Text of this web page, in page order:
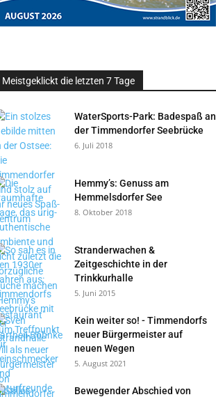
Meistgeklickt die letzten 7 Tage
WaterSports-Park: Badespaß an
der Timmendorfer Seebrücke
6. Juli 2018
Hemmy’s: Genuss am
Hemmelsdorfer See
8. Oktober 2018
Stranderwachen &
Zeitgeschichte in der
Trinkkurhalle
5. Juni 2015
Kein weiter so! - Timmendorfs
neuer Bürgermeister auf
neuen Wegen
5. August 2021
Bewegender Abschied von